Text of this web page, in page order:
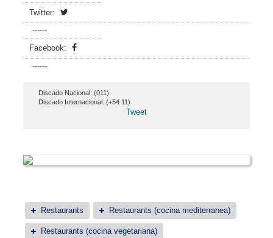
Twitter:
------
Facebook:
------
Discado Nacional: (011)
Discado Internacional: (+54 11)
Tweet
Restaurants Restaurants (cocina mediterranea)
Restaurants (cocina vegetariana)